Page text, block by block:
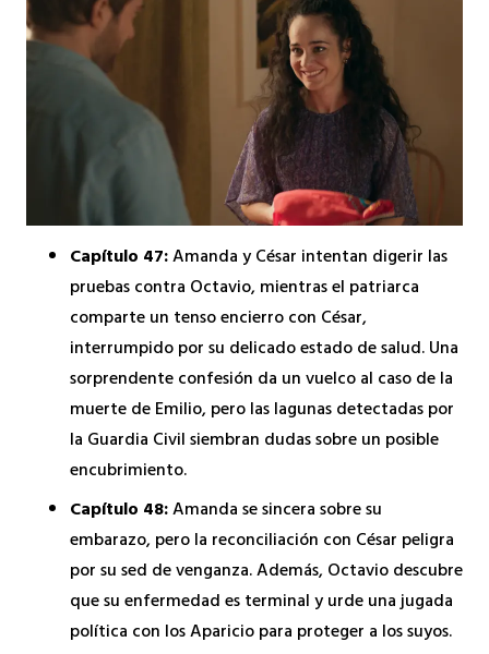
Capítulo 47:Amanda y César intentan digerir las
pruebas contra Octavio, mientras el patriarca
comparte un tenso encierro con César,
interrumpido por su delicado estado de salud. Una
sorprendente confesión da un vuelco al caso de la
muerte de Emilio, pero las lagunas detectadas por
la Guardia Civil siembran dudas sobre un posible
encubrimiento.
Capítulo 48:Amanda se sincera sobre su
embarazo, pero la reconciliación con César peligra
por su sed de venganza. Además, Octavio descubre
que su enfermedad es terminal y urde una jugada
política con los Aparicio para proteger a los suyos.